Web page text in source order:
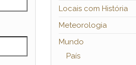
Locais com História
Meteorologia
Mundo
País